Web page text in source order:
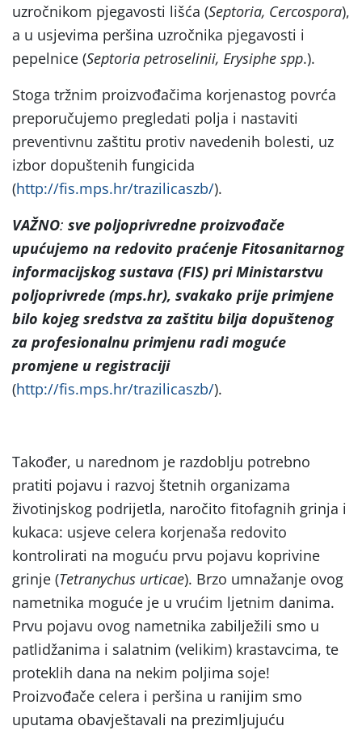
uzročnikom pjegavosti lišća (Septoria, Cercospora),
a u usjevima peršina uzročnika pjegavosti i
pepelnice (Septoria petroselinii, Erysiphe spp.).
Stoga tržnim proizvođačima korjenastog povrća
preporučujemo pregledati polja i nastaviti
preventivnu zaštitu protiv navedenih bolesti, uz
izbor dopuštenih fungicida
(http://fis.mps.hr/trazilicaszb/).
VAŽNO: sve poljoprivredne proizvođače
upućujemo na redovito praćenje Fitosanitarnog
informacijskog sustava (FIS) pri Ministarstvu
poljoprivrede (mps.hr), svakako prije primjene
bilo kojeg sredstva za zaštitu bilja dopuštenog
za profesionalnu primjenu radi moguće
promjene u registraciji
(http://fis.mps.hr/trazilicaszb/).
Također, u narednom je razdoblju potrebno
pratiti pojavu i razvoj štetnih organizama
životinjskog podrijetla, naročito fitofagnih grinja i
kukaca: usjeve celera korjenaša redovito
kontrolirati na moguću prvu pojavu koprivine
grinje (Tetranychus urticae). Brzo umnažanje ovog
nametnika moguće je u vrućim ljetnim danima.
Prvu pojavu ovog nametnika zabilježili smo u
patlidžanima i salatnim (velikim) krastavcima, te
proteklih dana na nekim poljima soje!
Proizvođače celera i peršina u ranijim smo
uputama obavještavali na prezimljujuću